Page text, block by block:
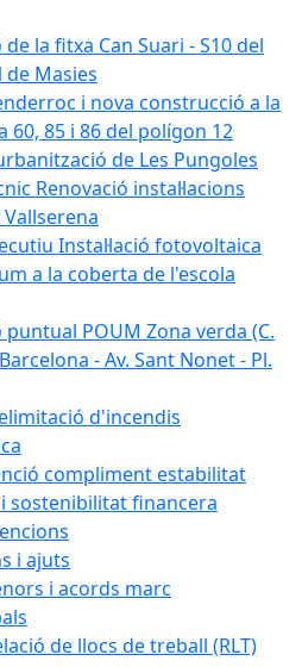
la fitxa Can Suari - S10 del
de Masies
i nova construcció a la
60, 85 i 86 del polígon 12
de Les Pungoles
Renovació instal·lacions
Instal·lació fotovoltaica
a la coberta de l'escola
POUM Zona verda (C.
- Av. Sant Nonet - Pl.
d'incendis
compliment estabilitat
sostenibilitat financera
i ajuts
i acords marc
de llocs de treball (RLT)